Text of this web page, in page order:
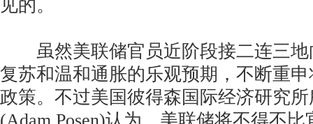
见的。
虽然美联储官员近阶段接二连三地
复苏和温和通胀的乐观预期，不断重
政策。不过美国彼得森国际经济研究